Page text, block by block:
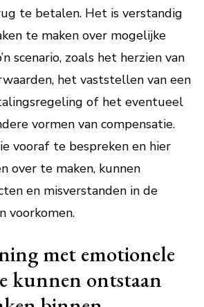
te betalen. Het is verstandig
te maken over mogelijke
scenario, zoals het herzien van
het vaststellen van een
of het eventueel
vormen van compensatie.
vooraf te bespreken en hier
over te maken, kunnen
en misverstanden in de
voorkomen.
met emotionele
kunnen ontstaan